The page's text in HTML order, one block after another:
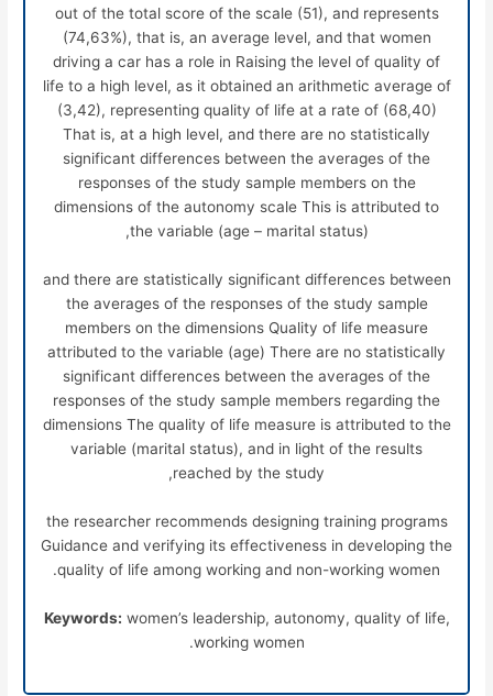
out of the total score of the scale (51), and represents
(74,63%), that is, an average level, and that women
driving a car has a role in Raising the level of quality of
life to a high level, as it obtained an arithmetic average of
(3,42), representing quality of life at a rate of (68,40)
That is, at a high level, and there are no statistically
significant differences between the averages of the
responses of the study sample members on the
dimensions of the autonomy scale This is attributed to
the variable (age – marital status),
and there are statistically significant differences between
the averages of the responses of the study sample
members on the dimensions Quality of life measure
attributed to the variable (age) There are no statistically
significant differences between the averages of the
responses of the study sample members regarding the
dimensions The quality of life measure is attributed to the
variable (marital status), and in light of the results
reached by the study,
the researcher recommends designing training programs
Guidance and verifying its effectiveness in developing the
quality of life among working and non-working women.
Keywords: women’s leadership, autonomy, quality of life,
working women.